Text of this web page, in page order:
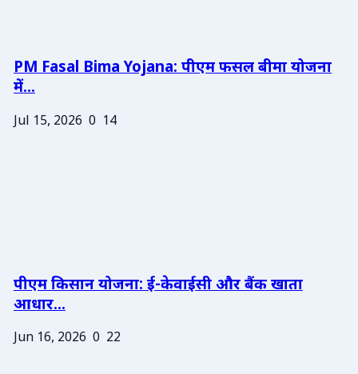
PM Fasal Bima Yojana: पीएम फसल बीमा योजना
में...
Jul 15, 2026 0 14
पीएम किसान योजना: ई-केवाईसी और बैंक खाता
आधार...
Jun 16, 2026 0 22